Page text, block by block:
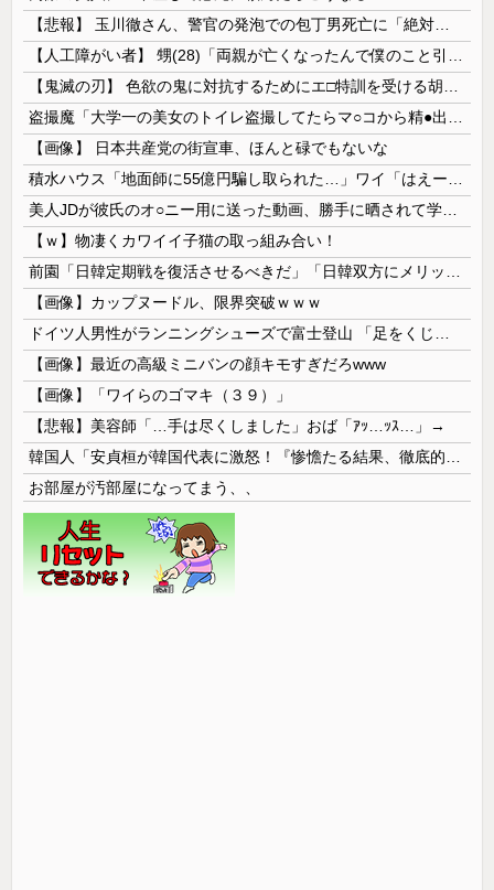
【画像】 日本共産党の街宣車、ほんと碌でもないな
【ｗ】物凄くカワイイ子猫の取っ組み合い！
【画像】カップヌードル、限界突破ｗｗｗ
【画像】最近の高級ミニバンの顔キモすぎだろwww
【画像】「ワイらのゴマキ（３９）」
【悲報】美容師「…手は尽くしました」おば「ｱｯ…ｯｽ…」→
お部屋が汚部屋になってまう、、